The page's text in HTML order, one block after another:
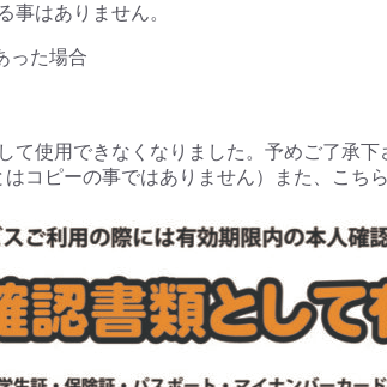
事はありません。
った場合
て使用できなくなりました。予めご了承下
コピーの事ではありません）また、こち